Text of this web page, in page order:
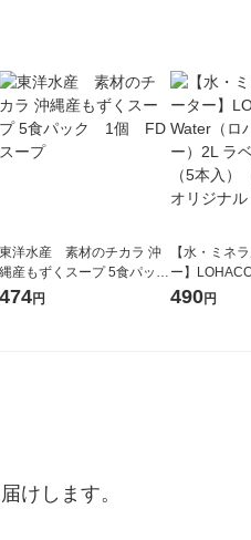
東洋水産 素材のチカラ 沖
縄産もずくスープ 5食パッ
ク 1個 FDスープ
474円
【水・ミネ
ー】
コウォーター
490円
けします。